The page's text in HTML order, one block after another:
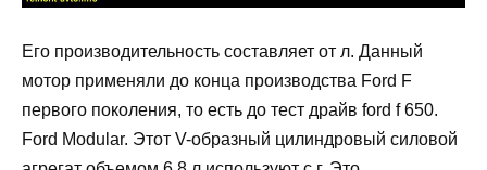
Его производительность составляет от л. Данный
мотор применяли до конца производства Ford F
первого поколения, то есть до тест драйв ford f 650.
Ford Modular. Этот V-образный цилиндровый силовой